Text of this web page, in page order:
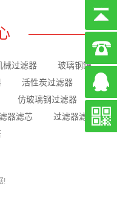
械过滤器
玻璃钢罐
活性炭过滤器
仿玻璃钢过滤器
器滤芯
过滤器滤袋
!